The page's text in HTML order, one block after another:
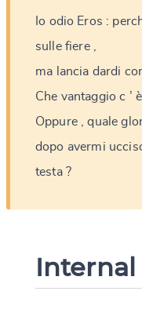
Io odio Eros :
sulle fiere ,
ma
lancia dardi
Che vantaggio c ’ è
Oppure , quale
dopo avermi
testa ?